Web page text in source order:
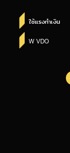
ใช้แรงทำเงิน
W VDO